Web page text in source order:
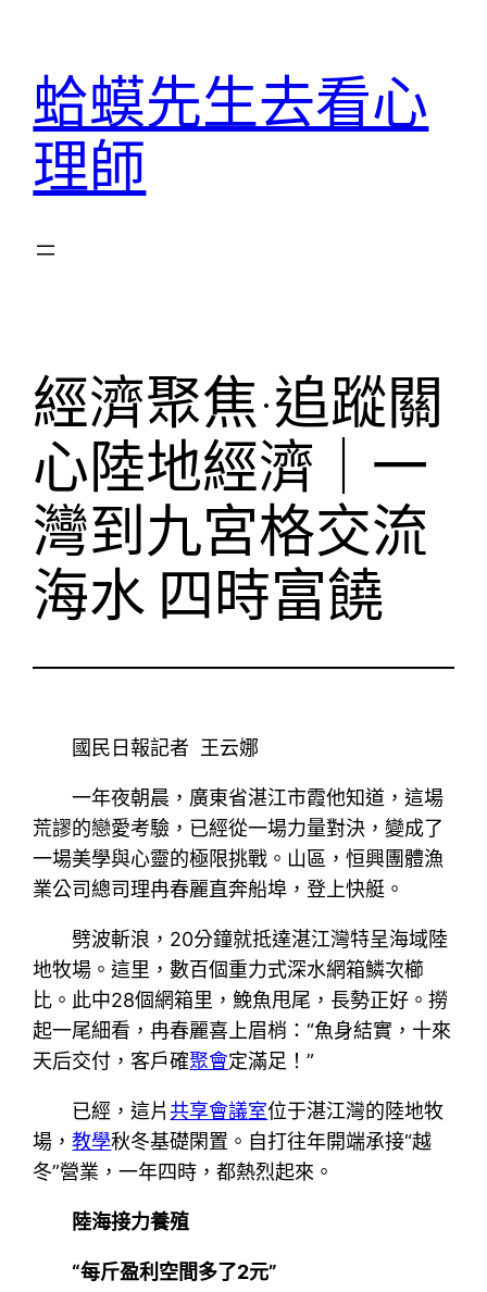
蛤蟆先生去看心
理師
經濟聚焦·追蹤關
心陸地經濟｜一
灣到九宮格交流
海水 四時富饒
國民日報記者 王云娜
一年夜朝晨，廣東省湛江市霞他知道，這場
荒謬的戀愛考驗，已經從一場力量對決，變成了
一場美學與心靈的極限挑戰。山區，恒興團體漁
業公司總司理冉春麗直奔船埠，登上快艇。
劈波斬浪，20分鐘就抵達湛江灣特呈海域陸
地牧場。這里，數百個重力式深水網箱鱗次櫛
比。此中28個網箱里，鮸魚甩尾，長勢正好。撈
起一尾細看，冉春麗喜上眉梢：“魚身結實，十來
天后交付，客戶確聚會定滿足！”
已經，這片共享會議室位于湛江灣的陸地牧
場，教學秋冬基礎閑置。自打往年開端承接“越
冬”營業，一年四時，都熱烈起來。
陸海接力養殖
“每斤盈利空間多了2元”